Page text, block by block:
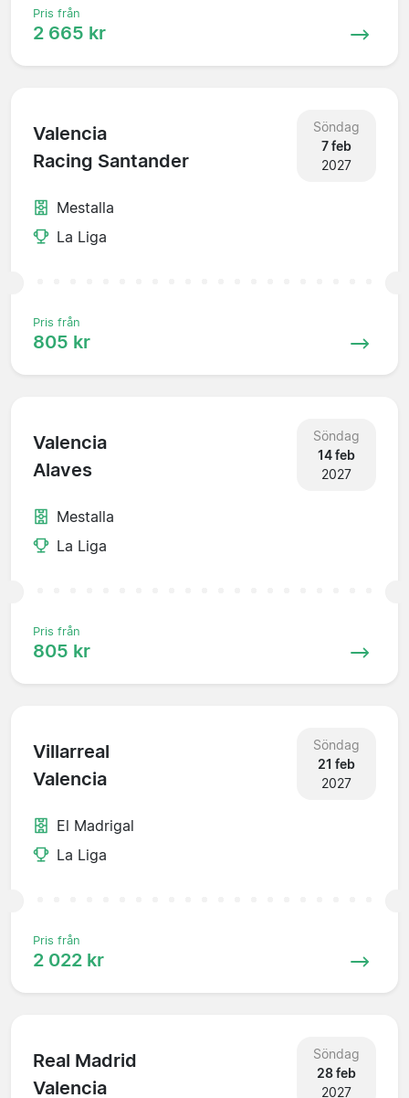
Pris från
2 665 kr
Valencia
Racing Santander
Söndag
7 feb
2027
Mestalla
La Liga
Pris från
805 kr
Valencia
Alaves
Söndag
14 feb
2027
Mestalla
La Liga
Pris från
805 kr
Villarreal
Valencia
Söndag
21 feb
2027
El Madrigal
La Liga
Pris från
2 022 kr
Real Madrid
Valencia
Söndag
28 feb
2027